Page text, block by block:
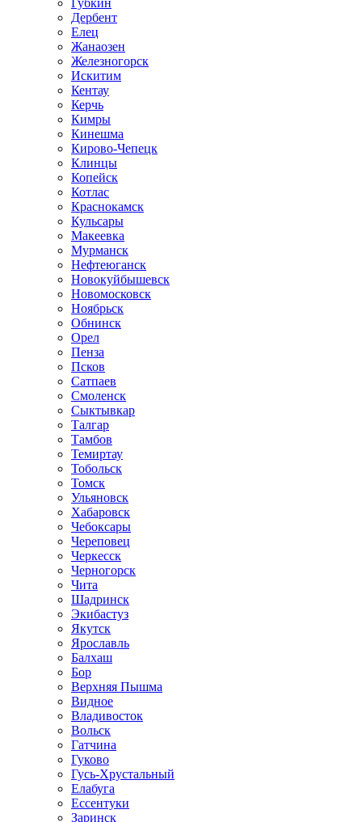
Губкин
Дербент
Елец
Жанаозен
Железногорск
Искитим
Кентау
Керчь
Кимры
Кинешма
Кирово-Чепецк
Клинцы
Копейск
Котлас
Краснокамск
Кульсары
Макеевка
Мурманск
Нефтеюганск
Новокуйбышевск
Новомосковск
Ноябрьск
Обнинск
Орел
Пенза
Псков
Сатпаев
Смоленск
Сыктывкар
Талгар
Тамбов
Темиртау
Тобольск
Томск
Ульяновск
Хабаровск
Чебоксары
Череповец
Черкесск
Черногорск
Чита
Шадринск
Экибастуз
Якутск
Ярославль
Балхаш
Бор
Верхняя Пышма
Видное
Владивосток
Вольск
Гатчина
Гуково
Гусь-Хрустальный
Елабуга
Ессентуки
Заринск